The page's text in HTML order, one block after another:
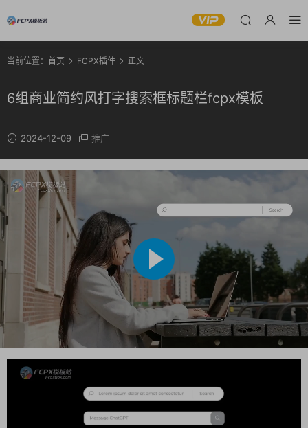
当前位置： 首页 FCPX插件 正文
6组商业简约风打字搜索框标题栏fcpx模板
2024-12-09 推广